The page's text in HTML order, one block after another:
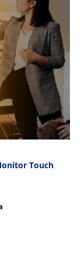
Touch